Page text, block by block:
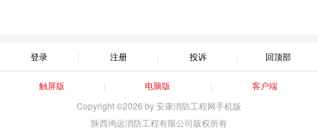
登录 注册 投诉 回顶部
触屏版 电脑版
客户端
Copyright ©2026 by 安康消防工程网手机版
陕西鸿远消防工程有限公司版权所有